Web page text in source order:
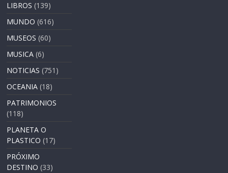
LIBROS (139)
MUNDO (616)
MUSEOS (60)
MUSICA (6)
NOTICIAS (751)
OCEANIA (18)
PATRIMONIOS
(118)
PLANETA O
PLASTICO (17)
PRÓXIMO
DESTINO (33)